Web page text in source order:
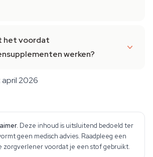
het voordat
werken?
2026
Deze inhoud is uitsluitend bedoeld ter
geen medisch advies. Raadpleeg een
zorgverlener voordat je een stof gebruikt.